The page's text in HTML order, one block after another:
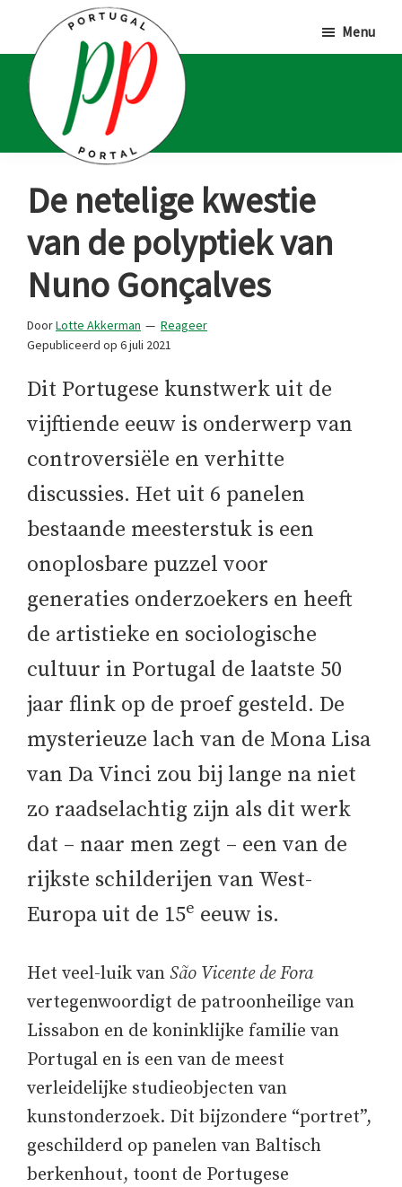
hoofd
inhoud
eerste
sidebar
voettekst
Portal
Portugalliefhebbers
en
-
fanaten
Menu
De netelige kwestie
van de polyptiek van
Nuno Gonçalves
DoorLotte Akkerman
Reageer
Gepubliceerd op 6 juli 2021
Dit Portugese kunstwerk uit de
vijftiende eeuw is onderwerp van
controversiële en verhitte
discussies. Het uit 6 panelen
bestaande meesterstuk is een
onoplosbare puzzel voor
generaties onderzoekers en heeft
de artistieke en sociologische
cultuur in Portugal de laatste 50
jaar flink op de proef gesteld. De
mysterieuze lach van de Mona Lisa
van Da Vinci zou bij lange na niet
zo raadselachtig zijn als dit werk
dat – naar men zegt – een van de
rijkste schilderijen van West-
Europa uit de 15e eeuw is.
Het veel-luik van São Vicente de Fora
vertegenwoordigt de patroonheilige van
Lissabon en de koninklijke familie van
Portugal en is een van de meest
verleidelijke studieobjecten van
kunstonderzoek. Dit bijzondere “portret”,
geschilderd op panelen van Baltisch
berkenhout, toont de Portugese